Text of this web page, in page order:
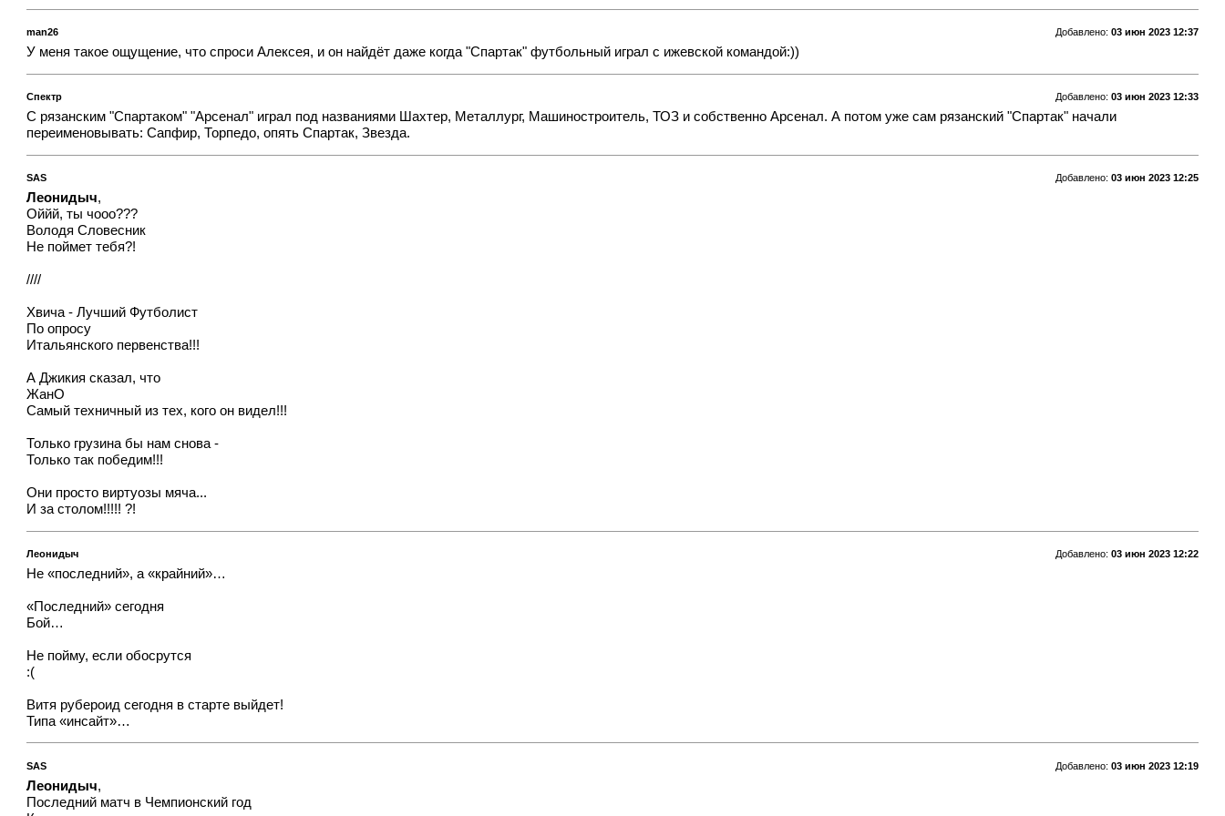
Добавлено: 03 июн 2023 12:37
man26
У меня такое ощущение, что спроси Алексея, и он найдёт даже когда "Спартак" футбольный играл с ижевской командой:))
Добавлено: 03 июн 2023 12:33
Спектр
С рязанским "Спартаком" "Арсенал" играл под названиями Шахтер, Металлург, Машиностроитель, ТОЗ и собственно Арсенал. А потом уже сам рязанский "Спартак" начали
переименовывать: Сапфир, Торпедо, опять Спартак, Звезда.
Добавлено: 03 июн 2023 12:25
SAS
Леонидыч,
Оййй, ты чооо???
Володя Словесник
Не поймет тебя?!
////
Хвича - Лучший Футболист
По опросу
Итальянского первенства!!!
А Джикия сказал, что
ЖанО
Самый техничный из тех, кого он видел!!!
Только грузина бы нам снова -
Только так победим!!!
Они просто виртуозы мяча...
И за столом!!!!! ?!
Добавлено: 03 июн 2023 12:22
Леонидыч
Не «последний», а «крайний»…
«Последний» сегодня
Бой…
Не пойму, если обосрутся
:(
Витя рубероид сегодня в старте выйдет!
Типа «инсайт»…
Добавлено: 03 июн 2023 12:19
SAS
Леонидыч,
Последний матч в Чемпионский год